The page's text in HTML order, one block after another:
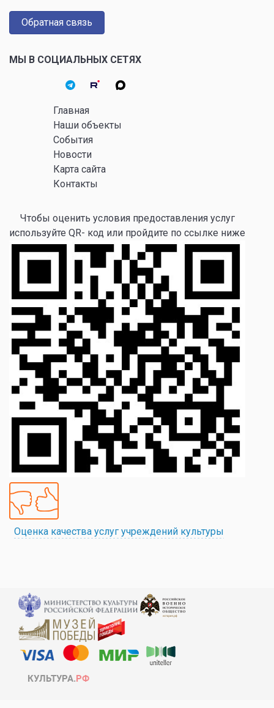
Обратная связь
МЫ В СОЦИАЛЬНЫХ СЕТЯХ
Главная
Наши объекты
События
Новости
Карта сайта
Контакты
Чтобы оценить условия предоставления услуг
используйте QR- код или пройдите по ссылке ниже
Оценка качества услуг учреждений культуры